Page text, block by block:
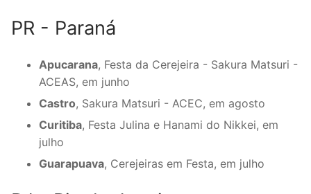
PR - Paraná
Apucarana, Festa da Cerejeira - Sakura Matsuri -
ACEAS, em junho
Castro, Sakura Matsuri - ACEC, em agosto
Curitiba, Festa Julina e Hanami do Nikkei, em
julho
Guarapuava, Cerejeiras em Festa, em julho